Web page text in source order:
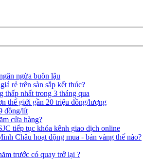
ngừa buôn lậu
rẻ trên sàn sắp kết thúc?
thấp nhất trong 3 tháng qua
thế giới gần 20 triệu đồng/lượng
đồng/lít
cửa hàng?
tiếp tục khóa kênh giao dịch online
Châu hoạt động mua - bán vàng thế nào?
trước có quay trở lại ?